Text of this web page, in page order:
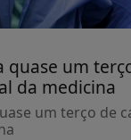
quase um
da medicina
um terço de